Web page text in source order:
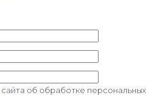
сайта об обработке персональных